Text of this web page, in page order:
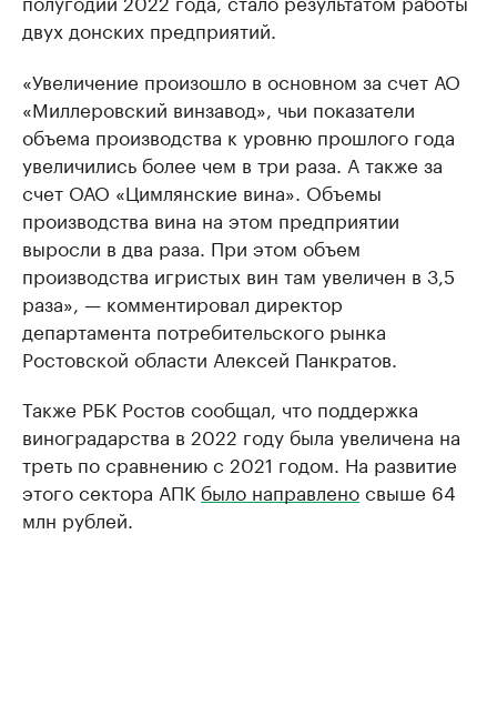
двух донских предприятий.
«Увеличение произошло в основном за счет АО
«Миллеровский винзавод», чьи показатели
объема производства к уровню прошлого года
увеличились более чем в три раза. А также за
счет ОАО «Цимлянские вина». Объемы
производства вина на этом предприятии
выросли в два раза. При этом объем
производства игристых вин там увеличен в 3,5
раза», — комментировал директор
департамента потребительского рынка
Ростовской области Алексей Панкратов.
Также РБК Ростов сообщал, что поддержка
виноградарства в 2022 году была увеличена на
треть по сравнению с 2021 годом. На развитие
этого сектора АПК было направленосвыше 64
млн рублей.